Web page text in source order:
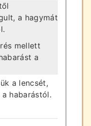
a hagymát
mellett
a
a lencsét,
habarástól.